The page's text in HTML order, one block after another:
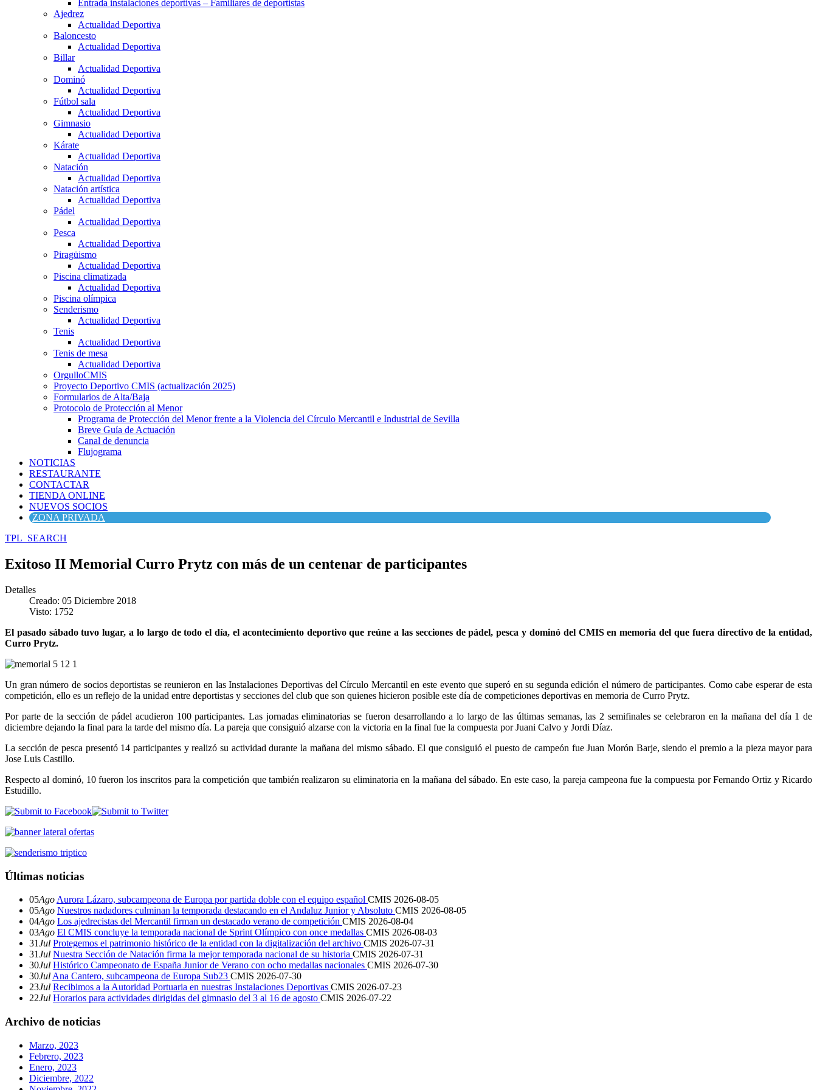
Entrada instalaciones deportivas – Familiares de deportistas
Ajedrez
Actualidad Deportiva
Baloncesto
Actualidad Deportiva
Billar
Actualidad Deportiva
Dominó
Actualidad Deportiva
Fútbol sala
Actualidad Deportiva
Gimnasio
Actualidad Deportiva
Kárate
Actualidad Deportiva
Natación
Actualidad Deportiva
Natación artística
Actualidad Deportiva
Pádel
Actualidad Deportiva
Pesca
Actualidad Deportiva
Piragüismo
Actualidad Deportiva
Piscina climatizada
Actualidad Deportiva
Piscina olímpica
Senderismo
Actualidad Deportiva
Tenis
Actualidad Deportiva
Tenis de mesa
Actualidad Deportiva
OrgulloCMIS
Proyecto Deportivo CMIS (actualización 2025)
Formularios de Alta/Baja
Protocolo de Protección al Menor
Programa de Protección del Menor frente a la Violencia del Círculo Mercantil e Industrial de Sevilla
Breve Guía de Actuación
Canal de denuncia
Flujograma
NOTICIAS
RESTAURANTE
CONTACTAR
TIENDA ONLINE
NUEVOS SOCIOS
ZONA PRIVADA
TPL_SEARCH
Exitoso II Memorial Curro Prytz con más de un centenar de participantes
Detalles
Creado: 05 Diciembre 2018
Visto: 1752
El pasado sábado tuvo lugar, a lo largo de todo el día, el acontecimiento deportivo que reúne a las secciones de pádel, pesca y dominó del CMIS en memoria del que fuera directivo de la entidad,
Curro Prytz.
Un gran número de socios deportistas se reunieron en las Instalaciones Deportivas del Círculo Mercantil en este evento que superó en su segunda edición el número de participantes. Como cabe esperar de esta
competición, ello es un reflejo de la unidad entre deportistas y secciones del club que son quienes hicieron posible este día de competiciones deportivas en memoria de Curro Prytz.
Por parte de la sección de pádel acudieron 100 participantes. Las jornadas eliminatorias se fueron desarrollando a lo largo de las últimas semanas, las 2 semifinales se celebraron en la mañana del día 1 de
diciembre dejando la final para la tarde del mismo día. La pareja que consiguió alzarse con la victoria en la final fue la compuesta por Juani Calvo y Jordi Díaz.
La sección de pesca presentó 14 participantes y realizó su actividad durante la mañana del mismo sábado. El que consiguió el puesto de campeón fue Juan Morón Barje, siendo el premio a la pieza mayor para
Jose Luis Castillo.
Respecto al dominó, 10 fueron los inscritos para la competición que también realizaron su eliminatoria en la mañana del sábado. En este caso, la pareja campeona fue la compuesta por Fernando Ortiz y Ricardo
Estudillo.
Últimas noticias
05Ago Aurora Lázaro, subcampeona de Europa por partida doble con el equipo español CMIS 2026-08-05
05Ago Nuestros nadadores culminan la temporada destacando en el Andaluz Junior y Absoluto CMIS 2026-08-05
04Ago Los ajedrecistas del Mercantil firman un destacado verano de competición CMIS 2026-08-04
03Ago El CMIS concluye la temporada nacional de Sprint Olímpico con once medallas CMIS 2026-08-03
31Jul Protegemos el patrimonio histórico de la entidad con la digitalización del archivo CMIS 2026-07-31
31Jul Nuestra Sección de Natación firma la mejor temporada nacional de su historia CMIS 2026-07-31
30Jul Histórico Campeonato de España Junior de Verano con ocho medallas nacionales CMIS 2026-07-30
30Jul Ana Cantero, subcampeona de Europa Sub23 CMIS 2026-07-30
23Jul Recibimos a la Autoridad Portuaria en nuestras Instalaciones Deportivas CMIS 2026-07-23
22Jul Horarios para actividades dirigidas del gimnasio del 3 al 16 de agosto CMIS 2026-07-22
Archivo de noticias
Marzo, 2023
Febrero, 2023
Enero, 2023
Diciembre, 2022